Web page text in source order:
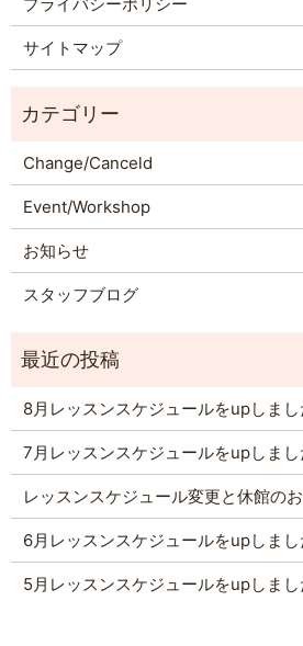
サイトマップ
Change/Canceld
Event/Workshop
お知らせ
スタッフブログ
8月レッスンスケジュールをupしまし
7月レッスンスケジュールをupしまし
レッスンスケジュール変更と休館の
6月レッスンスケジュールをupしまし
5月レッスンスケジュールをupしまし